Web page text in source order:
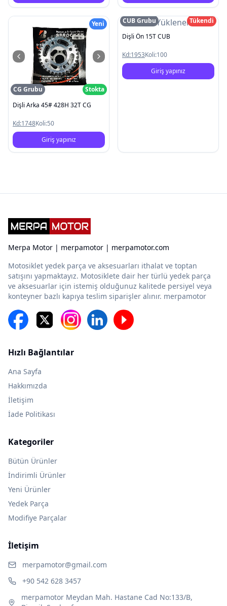
Yeni
CG Grubu
Stokta
Dişli Arka 45# 428H 32T CG
Kd:1748Koli:50
Giriş yapınız
Resim Yüklenemedi
CUB Grubu
Tükendi
Dişli Ön 15T CUB
Kd:1953Koli:100
Giriş yapınız
Merpa Motor | merpamotor | merpamotor.com
Motosiklet yedek parça ve aksesuarları ithalat ve toptan
satışını yapmaktayız. Motosiklete dair her türlü yedek parça
ve aksesuarlar için istemiş olduğunuz kalitede persiyel veya
konteyner bazlı kapıya teslim siparişler alınır. merpamotor
Hızlı Bağlantılar
Ana Sayfa
Hakkımızda
İletişim
İade Politikası
Kategoriler
Bütün Ürünler
İndirimli Ürünler
Yeni Ürünler
Yedek Parça
Modifiye Parçalar
İletişim
merpamotor@gmail.com
+90 542 628 3457
merpamotor Meydan Mah. Hastane Cad No:133/B,